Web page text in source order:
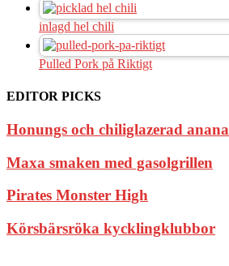
inlagd hel chili
Pulled Pork på Riktigt
EDITOR PICKS
Honungs och chiliglazerad
Maxa smaken med gasolgrillen
Pirates Monster High
Körsbärsröka kycklingklubbor